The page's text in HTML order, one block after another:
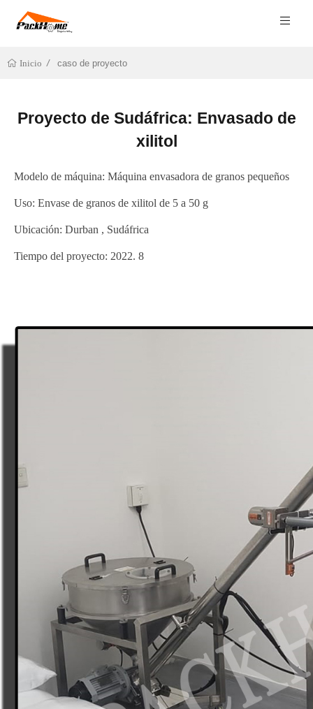
Inicio caso de proyecto
Proyecto de Sudáfrica: Envasado de
xilitol
Modelo de máquina: Máquina envasadora de granos pequeños
Uso: Envase de granos de xilitol de 5 a 50 g
Ubicación: Durban , Sudáfrica
Tiempo del proyecto: 2022. 8